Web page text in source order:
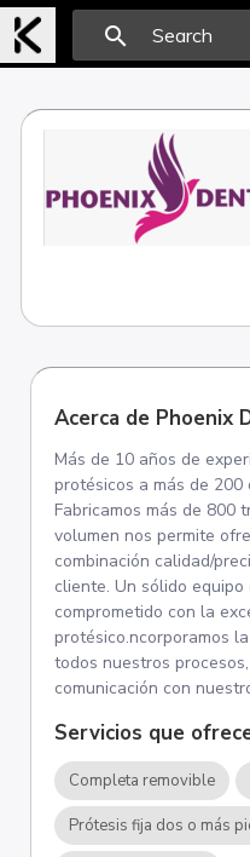
search
Acerca de Phoenix
Más de 10 años de
protésicos a más de 200
Fabricamos más de 800
volumen nos permite
combinación calidad/
cliente. Un sólido
comprometido con la
protésico.ncorporamos
todos nuestros
comunicación con
Servicios que
Completa removible
Prótesis fija dos o más